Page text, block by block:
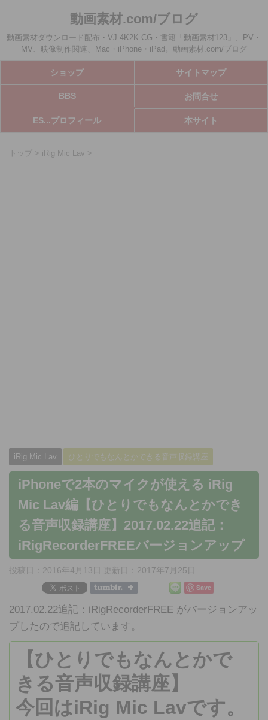
動画素材.com/ブログ
動画素材ダウンロード配布・VJ 4K2K CG・書籍「動画素材123」、PV・
MV、映像制作関連、Mac・iPhone・iPad。動画素材.com/ブログ
ショップ サイトマップ
BBS お問合せ
ES...プロフィール 本サイト
トップ > iRig Mic Lav >
iRig Mic Lav ひとりでもなんとかできる音声収録講座
iPhoneで2本のマイクが使える iRig
Mic Lav編【ひとりでもなんとかでき
る音声収録講座】2017.02.22追記：
iRigRecorderFREEバージョンアップ
投稿日：2016年4月13日 更新日： 2017年7月25日
Save
2017.02.22追記：iRigRecorderFREE がバージョンアッ
プしたので追記しています。
【ひとりでもなんとかで
きる音声収録講座】
今回はiRig Mic Lavです。